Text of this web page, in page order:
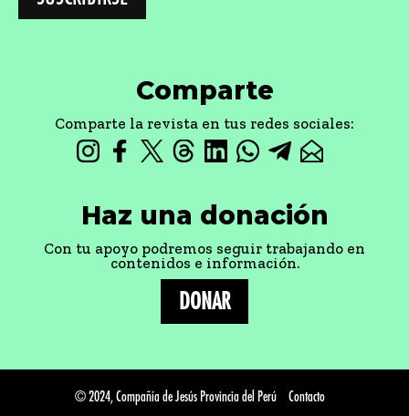
Comparte
Comparte la revista en tus redes sociales:
Haz una donación
Con tu apoyo podremos seguir trabajando en
contenidos e información.
DONAR
© 2024, Compañía de Jesús Provincia del Perú Contacto